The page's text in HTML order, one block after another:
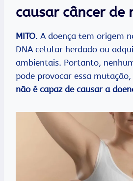
causar câncer de
MITO. A doença tem origem
DNA celular herdado ou
ambientais. Portanto,
pode provocar essa
não é capaz de causar a